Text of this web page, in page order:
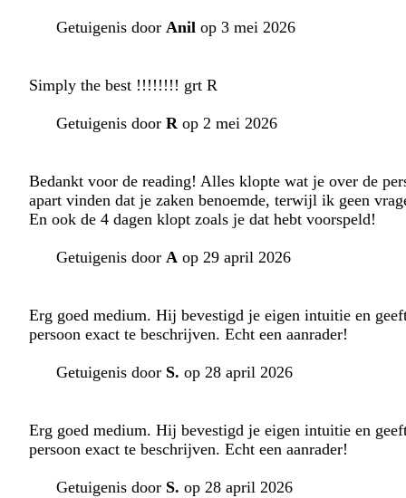
Getuigenis door Anil op 3 mei 2026
Simply the best !!!!!!!! grt R
Getuigenis door Rop 2 mei 2026
Bedankt voor de reading! Alles klopte wat je over de
apart vinden dat je zaken benoemde, terwijl ik geen
En ook de 4 dagen klopt zoals je dat hebt voorspeld!
Getuigenis door A op 29 april 2026
Erg goed medium. Hij bevestigd je eigen intuitie en
persoon exact te beschrijven. Echt een aanrader!
Getuigenis door S. op 28 april 2026
Erg goed medium. Hij bevestigd je eigen intuitie en
persoon exact te beschrijven. Echt een aanrader!
Getuigenis door S. op 28 april 2026